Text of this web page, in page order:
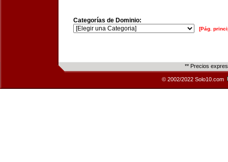
Categorías de Dominio:
[Pág.
** Precios
© 2002/2022 Solo10.com